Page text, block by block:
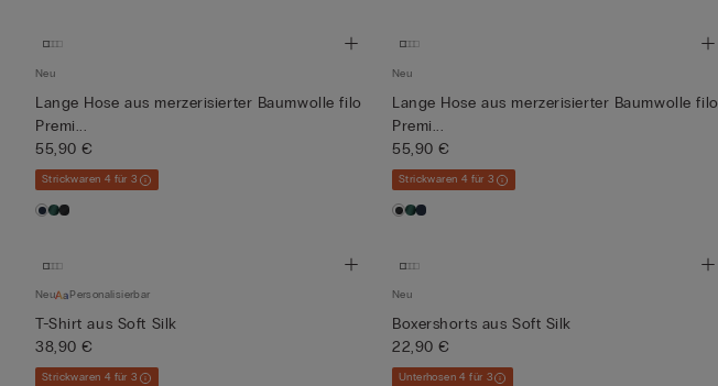
Neu
Lange Hose aus merzerisierter Baumwolle filo
Premi...
55,90 €
Strickwaren 4 für 3
Neu
Lange Hose aus merzerisierter Baumwolle filo
Premi...
55,90 €
Strickwaren 4 für 3
Neu Personalisierbar
T-Shirt aus Soft Silk
38,90 €
Strickwaren 4 für 3
Neu
Boxershorts aus Soft Silk
22,90 €
Unterhosen 4 für 3